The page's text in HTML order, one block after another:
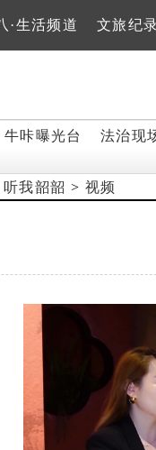
·生活频道 文旅纪
牛咔曝光台 法治现
听我韶韶 > 视频